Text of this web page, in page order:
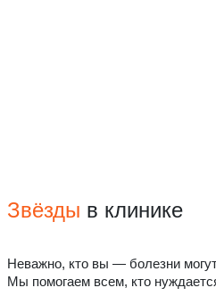
Звёзды в клинике
Неважно, кто вы — болезни
Мы помогаем всем, кто